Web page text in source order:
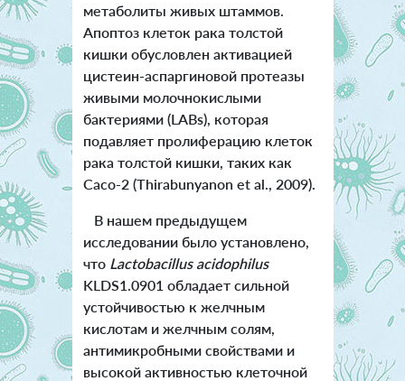
метаболиты живых штаммов.
Апоптоз клеток рака толстой
кишки обусловлен активацией
цистеин-аспаргиновой протеазы
живыми молочнокислыми
бактериями (LABs), которая
подавляет пролиферацию клеток
рака толстой кишки, таких как
Caco-2 (Thirabunyanon et al., 2009).
В нашем предыдущем
исследовании было установлено,
что Lactobacillus acidophilus
KLDS1.0901 обладает сильной
устойчивостью к желчным
кислотам и желчным солям,
антимикробными свойствами и
высокой активностью клеточной